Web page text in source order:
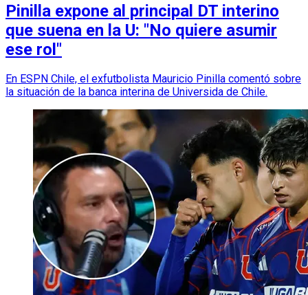
Pinilla expone al principal DT interino
que suena en la U: "No quiere asumir
ese rol"
En ESPN Chile, el exfutbolista Mauricio Pinilla comentó sobre
la situación de la banca interina de Universida de Chile.